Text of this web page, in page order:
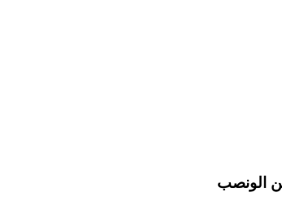
الونصب